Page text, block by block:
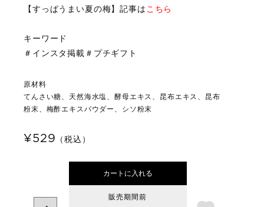
【すっぱうまい夏の梅】記事は こちら
キーワード
＃インスタ掲載＃プチギフト
原材料
てんさい糖、天然海水塩、酵母エキス、昆布エキス、昆布
粉末、梅酢エキスパウダー、シソ粉末
¥529 （税込）
カートに入れる
販売期間前